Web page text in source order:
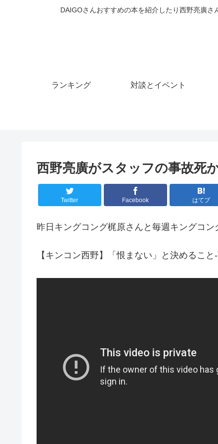
DAIGOさんおすすめの本を紹介したり西野亮廣さ
ランキング 対談とイベント
西野亮廣がスタッフの事故死
Twitter Facebook はてブ
昨日キングコング梶原さんと毎週キングコン
【キンコン西野】「恨まない」と決めること